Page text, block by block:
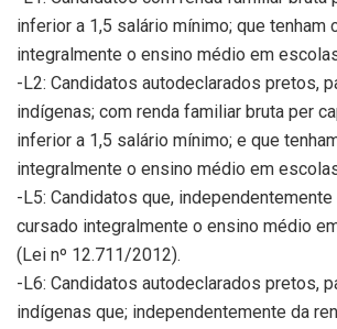
inferior a 1,5 salário mínimo; que tenham
integralmente o ensino médio em
-L2: Candidatos autodeclarados pretos,
indígenas; com renda familiar bruta per
inferior a 1,5 salário mínimo; e que
integralmente o ensino médio em
-L5: Candidatos que, independentemente
cursado integralmente o ensino médio
(Lei nº 12.711/2012).
-L6: Candidatos autodeclarados pretos,
indígenas que; independentemente da